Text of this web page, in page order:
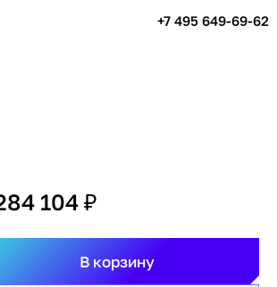
+7 495 649-69-62
104 ₽
В корзину